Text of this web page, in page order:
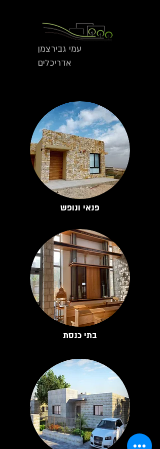
עמי גבירצמן
אדריכלים
פנאי ונופש
בתי כנסת